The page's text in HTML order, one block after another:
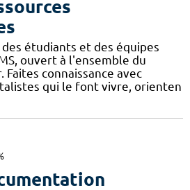
des étudiants et des équipes
ouvert à l'ensemble du
connaissance avec
qui le font vivre, orienten